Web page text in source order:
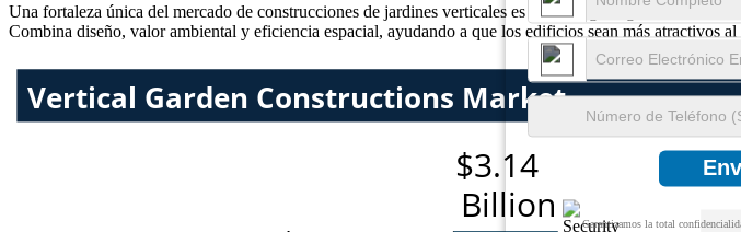
Garantizamos la total
Una fortaleza única del mercado de construcciones de jardines verticales es que agrega vegetación sin
Combina diseño, valor ambiental y eficiencia espacial, ayudando a que los edificios sean más atractivos